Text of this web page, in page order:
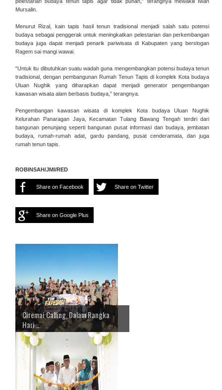
Mursalin.
Menurut Rizal, kain tapis hasil tenun tradisional menjadi salah satu potensi
budaya sebagai penggerak untuk meningkatkan pelestarian dan perkembangan
budaya juga dapat menjadi penarik pariwisata di Kabupaten yang berslogan
Ragem sai mangi wawai.
“Untuk itu dibutuhkan suatu wadah guna mengembangkan potensi budaya tenun
tradisional, dengan pembangunan Rumah Tenun Tapis di komplek Kota budaya
Uluan Nughik yang diharapkan dapat menjadi generator pengembangan
kawasan wisata alam berbasis budaya,” terangnya.
Pengembangan kawasan wisata di komplek Kota budaya Uluan Nughik
Kelurahan Panaragan Jaya, Kecamatan Tulang Bawang Tengah terdiri dari
bangunan penunjang seperti bangunan pusat informasi dan budaya, jembatan
budaya, rumah-rumah adat, gardu pandang, pusat cenderamata, dan juga
rumah tenun tapis.
ROBINSAH/JMI/RED
Share on Facebook Share on Twitter
Share on Google Plus
Ciremai Calling, Dalam Rangka
Hari ...